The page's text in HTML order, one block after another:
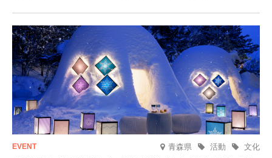
人的旅館，您才能在此與重要的人共度獨一無二的特別時光。
青森県 文化
活動